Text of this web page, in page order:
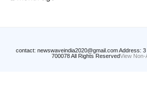
contact: newswaveindia2020@gmail.com Address:
700078 All Rights ReservedView Non-